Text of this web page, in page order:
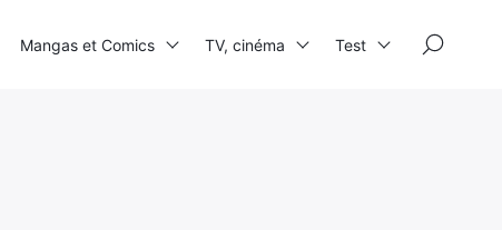
Mangas et Comics TV, cinéma Test